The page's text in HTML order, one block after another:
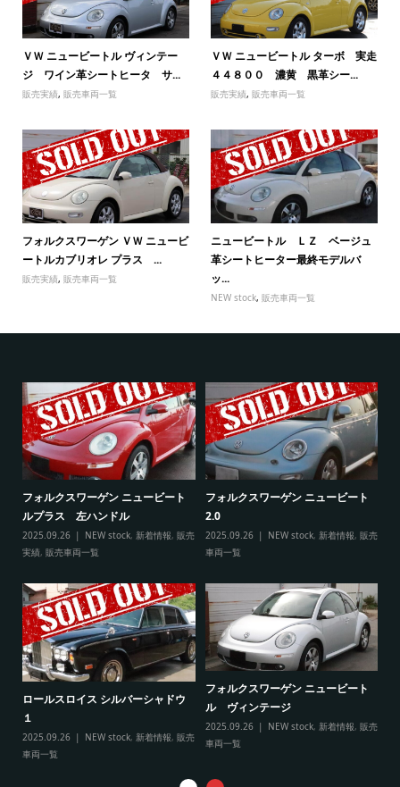
ＶＷ ニュービートル ヴィンテー
ジ ワイン革シートヒータ サ...
販売実績, 販売車両一覧
ＶＷ ニュービートル ターボ 実走
４４８００ 濃黄 黒革シー...
販売実績,販売車両一覧
フォルクスワーゲン ＶＷ ニュービ
ートルカブリオレ プラス ...
販売実績, 販売車両一覧
ニュービートル ＬＺ ベージュ
革シートヒーター最終モデルバ
ッ...
NEW stock,販売車両一覧
フォルクスワーゲン ニュービート
ルプラス 左ハンドル
2025.09.26 NEW stock, 新着情報, 販売
実績, 販売車両一覧
フォルクスワーゲン ニュービート
2.0
2025.09.26 NEW stock, 新着情報, 販売
車両一覧
ロールスロイス シルバーシャドウ
１
2025.09.26 NEW stock, 新着情報, 販売
車両一覧
フォルクスワーゲン ニュービート
ル ヴィンテージ
2025.09.26 NEW stock, 新着情報, 販売
車両一覧